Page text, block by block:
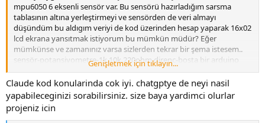
mpu6050 6 eksenli sensör var. Bu sensörü hazırladığım sarsma
tablasının altına yerleştirmeyi ve sensörden de veri almayı
düşündüm bu aldıgım veriyi de kod üzerinden hesap yaparak 16x02
lcd ekrana yansıtmak istiyorum bu mümkün müdür? Eğer
mümkünse ve zamanınız varsa sizlerden tekrar bir şema istesem..
sensör-potansiyometre-1k.10k.220ohm direnç-boşta bir arduino
uno-breadboard vs gerekli ekipman var. vereceğiniz Kodun
üzerinden hesaplamaları ben düzeltebilirim. Şimdiden teşekkürler
Genişletmek için tıklayın...
Claude kod konularinda cok iyi. chatgptye de neyi nasil
yapabileceginizi sorabilirsiniz. size baya yardimci olurlar
projeniz icin